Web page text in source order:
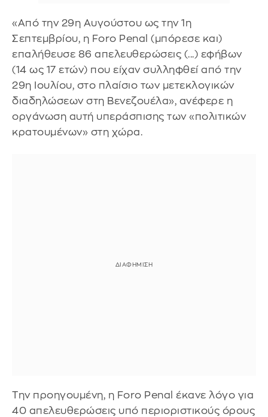
«Από την 29η Αυγούστου ως την 1η
Σεπτεμβρίου, η Foro Penal (μπόρεσε και)
επαλήθευσε 86 απελευθερώσεις (...) εφήβων
(14 ως 17 ετών) που είχαν συλληφθεί από την
29η Ιουλίου, στο πλαίσιο των μετεκλογικών
διαδηλώσεων στη Βενεζουέλα», ανέφερε η
οργάνωση αυτή υπεράσπισης των «πολιτικών
κρατουμένων» στη χώρα.
Την προηγουμένη, η Foro Penal έκανε λόγο για
40 απελευθερώσεις υπό περιοριστικούς όρους